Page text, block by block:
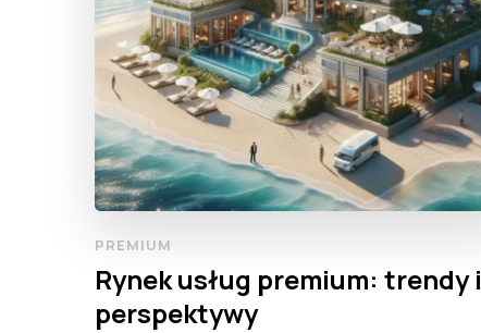
PREMIUM
Rynek usług premium: trendy i
perspektywy